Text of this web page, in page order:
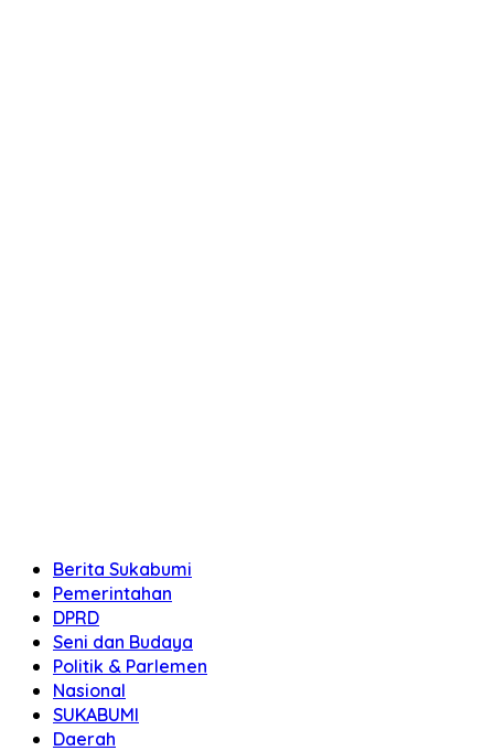
Berita Sukabumi
Pemerintahan
DPRD
Seni dan Budaya
Politik & Parlemen
Nasional
SUKABUMI
Daerah